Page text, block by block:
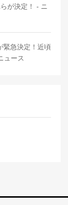
が決定！ - ニ
緊急決定！近頃
ュース